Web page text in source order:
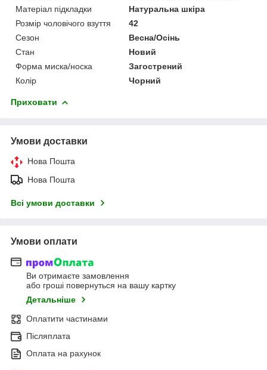
Матеріал підкладки
Натуральна шкіра
Розмір чоловічого взуття
42
Сезон
Весна/Осінь
Стан
Новий
Форма миска/носка
Загострений
Колір
Чорний
Приховати
Умови доставки
Нова Пошта
Нова Пошта
Всі умови доставки
Умови оплати
Ви отримаєте замовлення
або гроші повернуться на вашу картку
Детальніше
Оплатити частинами
Післяплата
Оплата на рахунок